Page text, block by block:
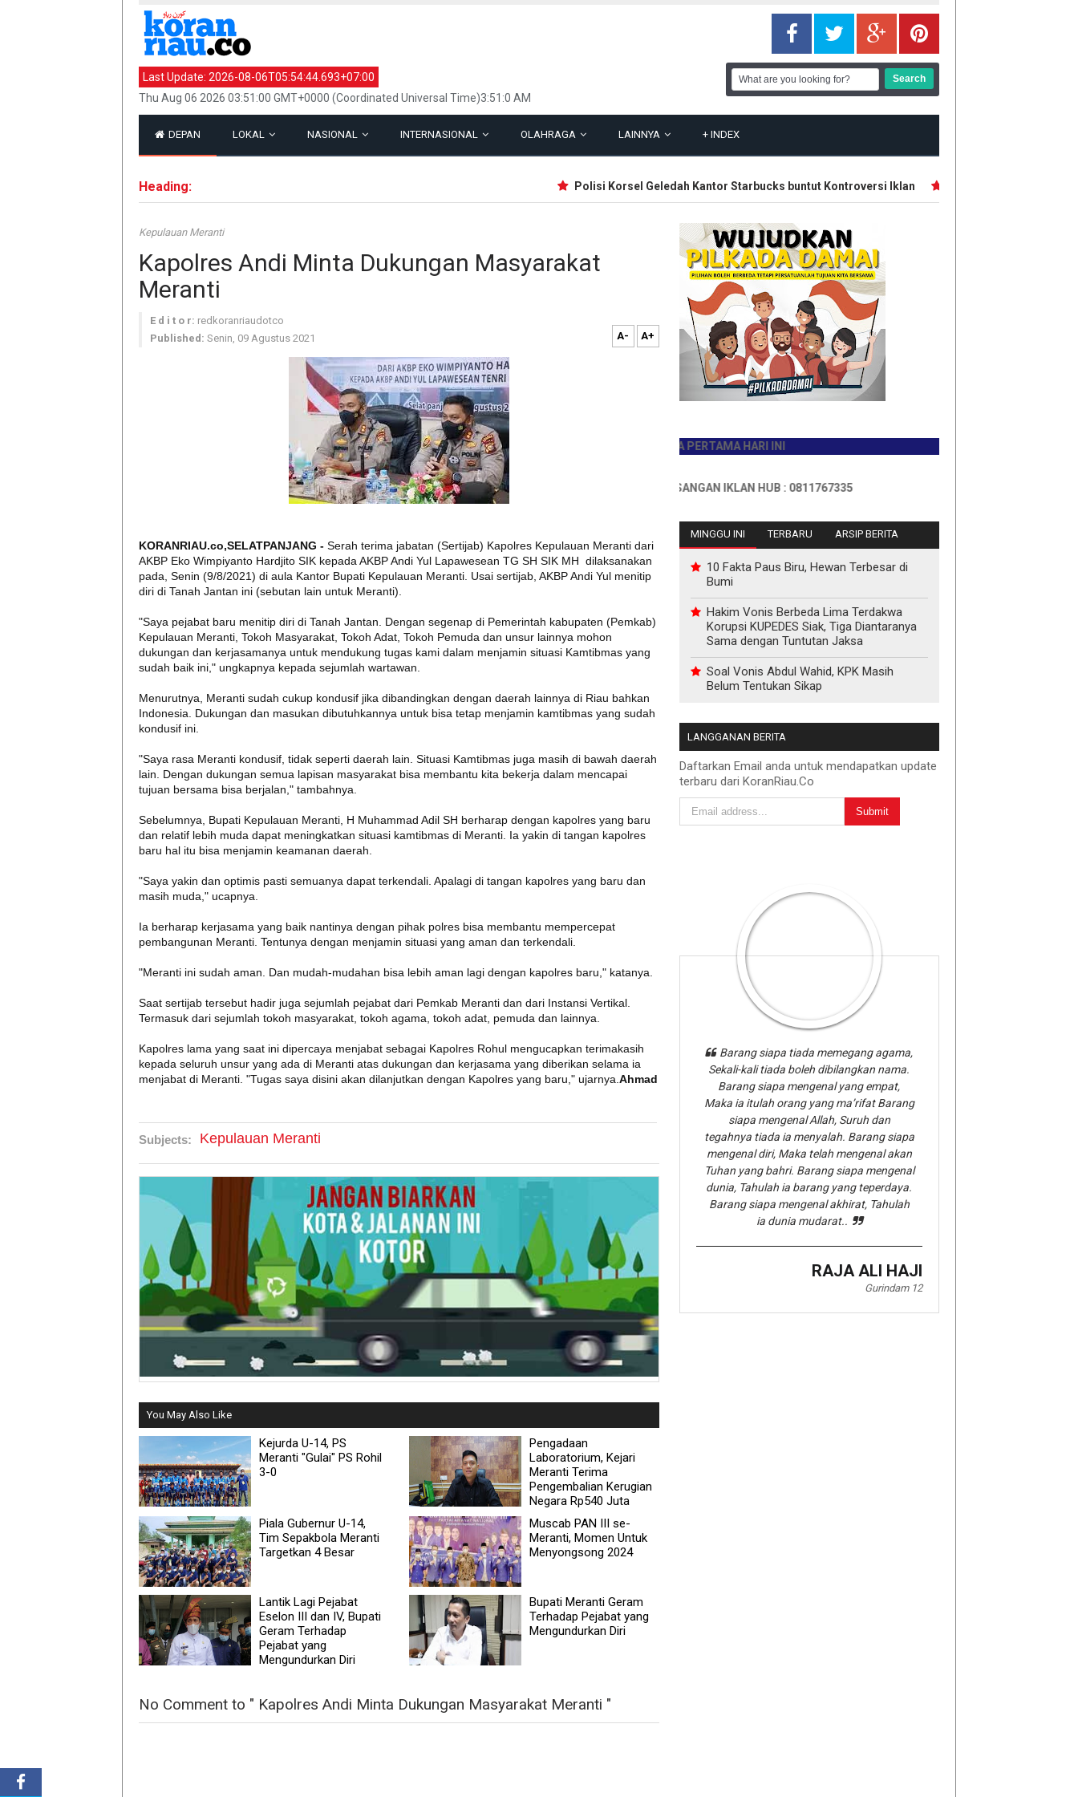
Last Update: 2026-08-06T05:54:44.693+07:00
Thu Aug 06 2026 03:51:00 GMT+0000 (Coordinated Universal Time)3:51:0 AM
DEPAN LOKAL NASIONAL INTERNASIONAL OLAHRAGA LAINNYA + INDEX
Heading: Polisi Korsel Geledah Kantor Starbucks buntut Kontroversi Iklan Hasil Uji Coba: Arsenal
Kepulauan Meranti
Kapolres Andi Minta Dukungan Masyarakat
Meranti
E d i t o r: redkoranriaudotco
Published: Senin, 09 Agustus 2021 A- A+
KORANRIAU.co,SELATPANJANG - Serah terima jabatan (Sertijab) Kapolres Kepulauan Meranti dari
AKBP Eko Wimpiyanto Hardjito SIK kepada AKBP Andi Yul Lapawesean TG SH SIK MH dilaksanakan
pada, Senin (9/8/2021) di aula Kantor Bupati Kepulauan Meranti. Usai sertijab, AKBP Andi Yul menitip
diri di Tanah Jantan ini (sebutan lain untuk Meranti).
"Saya pejabat baru menitip diri di Tanah Jantan. Dengan segenap di Pemerintah kabupaten (Pemkab)
Kepulauan Meranti, Tokoh Masyarakat, Tokoh Adat, Tokoh Pemuda dan unsur lainnya mohon
dukungan dan kerjasamanya untuk mendukung tugas kami dalam menjamin situasi Kamtibmas yang
sudah baik ini," ungkapnya kepada sejumlah wartawan.
Menurutnya, Meranti sudah cukup kondusif jika dibandingkan dengan daerah lainnya di Riau bahkan
Indonesia. Dukungan dan masukan dibutuhkannya untuk bisa tetap menjamin kamtibmas yang sudah
kondusif ini.
"Saya rasa Meranti kondusif, tidak seperti daerah lain. Situasi Kamtibmas juga masih di bawah daerah
lain. Dengan dukungan semua lapisan masyarakat bisa membantu kita bekerja dalam mencapai
tujuan bersama bisa berjalan," tambahnya.
Sebelumnya, Bupati Kepulauan Meranti, H Muhammad Adil SH berharap dengan kapolres yang baru
dan relatif lebih muda dapat meningkatkan situasi kamtibmas di Meranti. Ia yakin di tangan kapolres
baru hal itu bisa menjamin keamanan daerah.
"Saya yakin dan optimis pasti semuanya dapat terkendali. Apalagi di tangan kapolres yang baru dan
masih muda," ucapnya.
Ia berharap kerjasama yang baik nantinya dengan pihak polres bisa membantu mempercepat
pembangunan Meranti. Tentunya dengan menjamin situasi yang aman dan terkendali.
"Meranti ini sudah aman. Dan mudah-mudahan bisa lebih aman lagi dengan kapolres baru," katanya.
Saat sertijab tersebut hadir juga sejumlah pejabat dari Pemkab Meranti dan dari Instansi Vertikal.
Termasuk dari sejumlah tokoh masyarakat, tokoh agama, tokoh adat, pemuda dan lainnya.
Kapolres lama yang saat ini dipercaya menjabat sebagai Kapolres Rohul mengucapkan terimakasih
kepada seluruh unsur yang ada di Meranti atas dukungan dan kerjasama yang diberikan selama ia
menjabat di Meranti. "Tugas saya disini akan dilanjutkan dengan Kapolres yang baru," ujarnya. Ahmad
Subjects: Kepulauan Meranti
You May Also Like
Kejurda U-14, PS
Meranti "Gulai" PS Rohil
3-0
Pengadaan
Laboratorium, Kejari
Meranti Terima
Pengembalian Kerugian
Negara Rp540 Juta
Piala Gubernur U-14,
Tim Sepakbola Meranti
Targetkan 4 Besar
Muscab PAN III se-
Meranti, Momen Untuk
Menyongsong 2024
Lantik Lagi Pejabat
Eselon III dan IV, Bupati
Geram Terhadap
Pejabat yang
Mengundurkan Diri
Bupati Meranti Geram
Terhadap Pejabat yang
Mengundurkan Diri
No Comment to " Kapolres Andi Minta Dukungan Masyarakat Meranti "
JADILAH PEMBACA PERTAMA HARI INI
INFO PEMASANGAN IKLAN HUB : 0811767335
MINGGU INI TERBARU ARSIP BERITA
10 Fakta Paus Biru, Hewan Terbesar di
Bumi
Hakim Vonis Berbeda Lima Terdakwa
Korupsi KUPEDES Siak, Tiga Diantaranya
Sama dengan Tuntutan Jaksa
Soal Vonis Abdul Wahid, KPK Masih
Belum Tentukan Sikap
LANGGANAN BERITA
Daftarkan Email anda untuk mendapatkan update
terbaru dari KoranRiau.Co
Barang siapa tiada memegang agama,
Sekali-kali tiada boleh dibilangkan nama.
Barang siapa mengenal yang empat,
Maka ia itulah orang yang ma’rifat Barang
siapa mengenal Allah, Suruh dan
tegahnya tiada ia menyalah. Barang siapa
mengenal diri, Maka telah mengenal akan
Tuhan yang bahri. Barang siapa mengenal
dunia, Tahulah ia barang yang teperdaya.
Barang siapa mengenal akhirat, Tahulah
ia dunia mudarat..
RAJA ALI HAJI
Gurindam 12